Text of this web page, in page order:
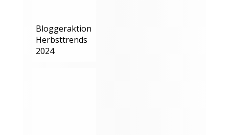
Bloggeraktion
Herbsttrends
2024